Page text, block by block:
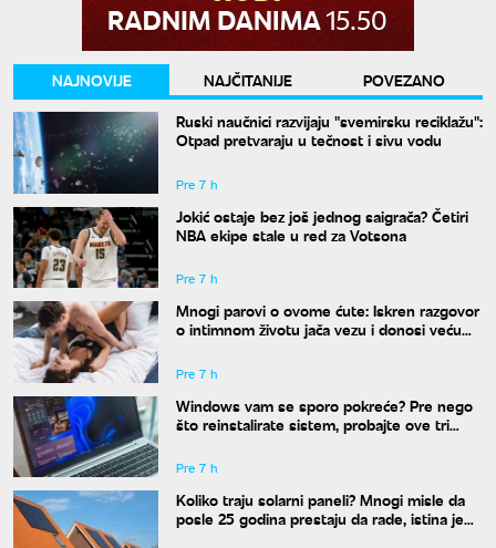
NAJNOVIJE NAJČITANIJE
POVEZANO
Ruski naučnici razvijaju "svemirsku reciklažu":
Otpad pretvaraju u tečnost i sivu vodu
Pre 7 h
Jokić ostaje bez još jednog saigrača? Četiri
NBA ekipe stale u red za Votsona
Pre 7 h
Mnogi parovi o ovome ćute: Iskren razgovor
o intimnom životu jača vezu i donosi veću
Pre 7 h
Windows vam se sporo pokreće? Pre nego
što reinstalirate sistem, probajte ove tri
Pre 7 h
Koliko traju solarni paneli? Mnogi misle da
posle 25 godina prestaju da rade, istina je